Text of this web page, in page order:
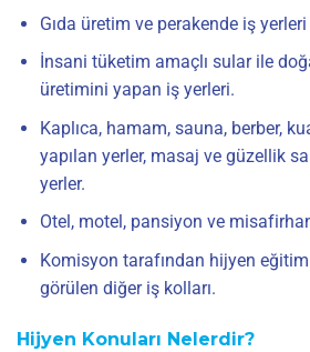
Gıda üretim ve perakende iş yerleri
İnsani tüketim amaçlı sular ile
üretimini yapan iş yerleri.
Kaplıca, hamam, sauna, berber,
yapılan yerler, masaj ve güzellik
yerler.
Otel, motel, pansiyon ve
Komisyon tarafından hijyen
görülen diğer iş kolları.
Hijyen Konuları Nelerdir?